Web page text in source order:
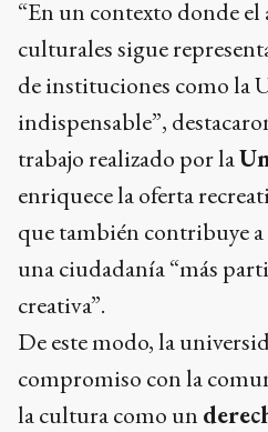
“En un contexto donde el
culturales sigue
de instituciones como la
indispensable”,
trabajo realizado por la
enriquece la oferta
que también contribuye
una ciudadanía “más
creativa”.
De este modo, la
compromiso con la
la cultura como un